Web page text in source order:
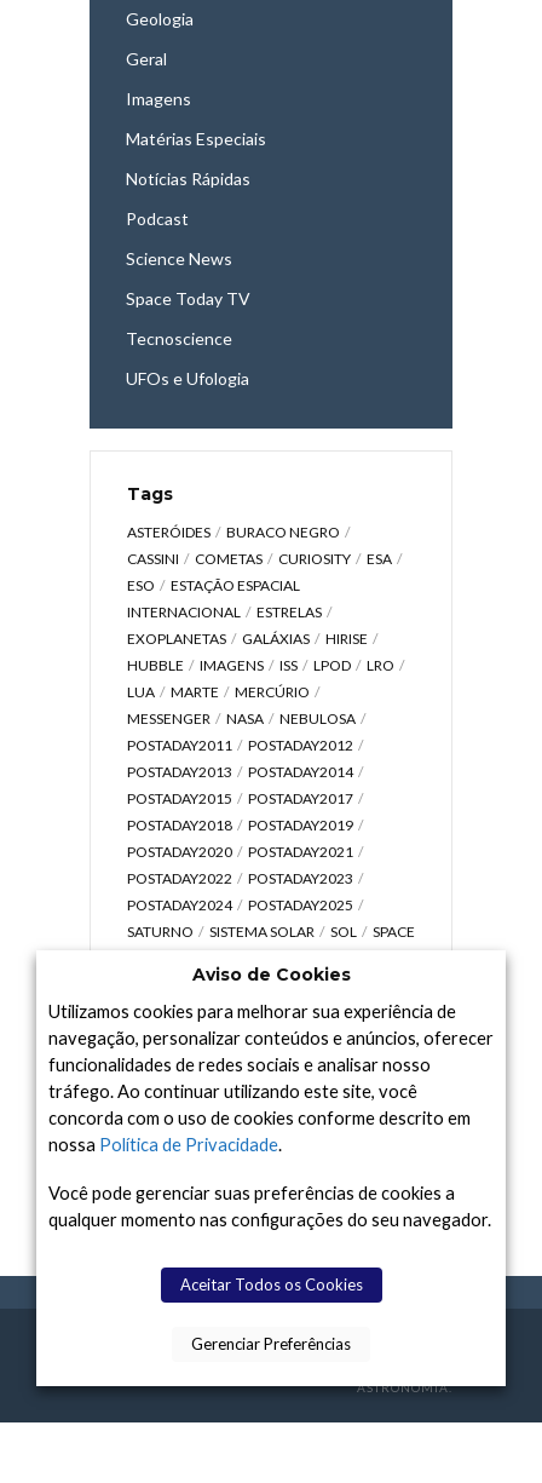
Geologia
Geral
Imagens
Matérias Especiais
Notícias Rápidas
Podcast
Science News
Space Today TV
Tecnoscience
UFOs e Ufologia
Tags
ASTERÓIDES
BURACO NEGRO
CASSINI
COMETAS CURIOSITY
ESA
ESO
ESTAÇÃO ESPACIAL
INTERNACIONAL
ESTRELAS
EXOPLANETAS
GALÁXIAS
HIRISE
HUBBLE
IMAGENS ISS LPOD
LRO
LUA
MARTE
MERCÚRIO
MESSENGER
NASA
NEBULOSA
POSTADAY2011
POSTADAY2012
POSTADAY2013
POSTADAY2014
POSTADAY2015
POSTADAY2017
POSTADAY2018
POSTADAY2019
POSTADAY2020
POSTADAY2021
POSTADAY2022
POSTADAY2023
POSTADAY2024
POSTADAY2025
SATURNO
SISTEMA SOLAR SOL
SPACE
UNIVERSO
VÍDEO
Arquivo
Arquivo
TERMOS CONTATO SPACE TODAY
ASTRONOMIA.
Aviso de Cookies
Utilizamos cookies para melhorar sua experiência de
navegação, personalizar conteúdos e anúncios, oferecer
funcionalidades de redes sociais e analisar nosso
tráfego. Ao continuar utilizando este site, você
concorda com o uso de cookies conforme descrito em
nossa Política de Privacidade.
Você pode gerenciar suas preferências de cookies a
qualquer momento nas configurações do seu navegador.
Aceitar Todos os Cookies
Gerenciar Preferências